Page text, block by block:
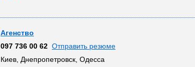
Агенство
097 736 00 62 Отправить резюме
Киев, Днепропетровск, Одесса